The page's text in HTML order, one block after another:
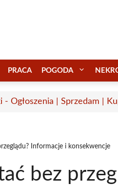
PRACA POGODA
- Ogłoszenia | Sprzedam |
Informacje i konsekwencje
bez